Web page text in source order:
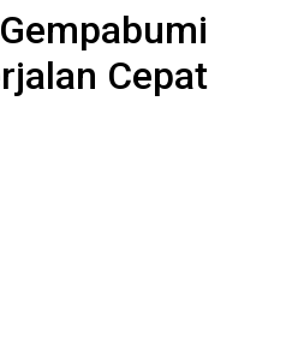
Cepat